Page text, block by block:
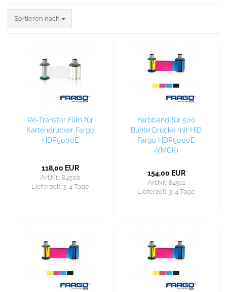
Sortieren nach
Sortieren nach
Re-Transfer Film für
Kartendrucker Fargo
HDP5000E
118,00 EUR
Art.Nr.: 84500
Lieferzeit: 3-4 Tage
Farbband für 500
Bunte Drucke mit HID
Fargo HDP5000E
(YMCK)
154,00 EUR
Art.Nr.: 84511
Lieferzeit: 3-4 Tage